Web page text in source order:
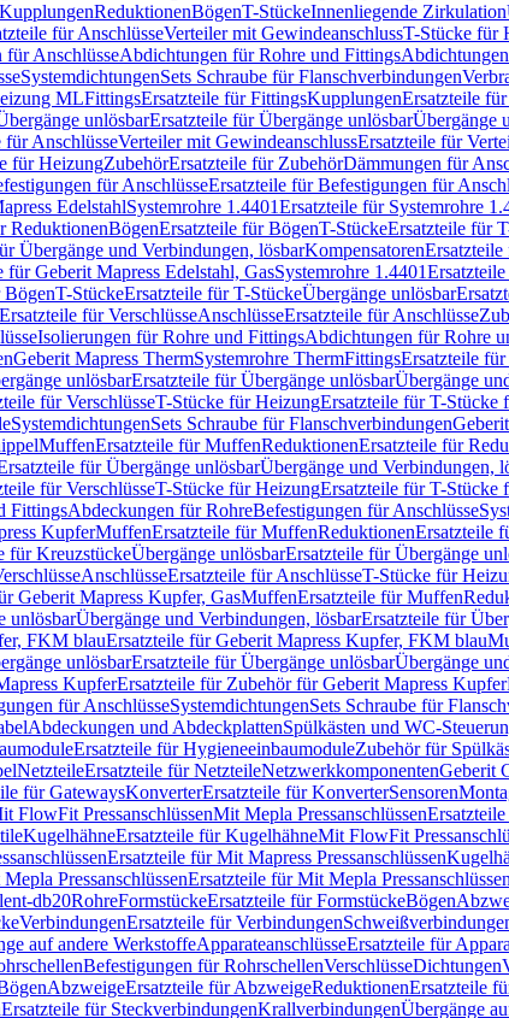
KupplungenReduktionenBögenT-StückeInnenliegende Zirkulation
für AnschlüsseVerteiler mit GewindeanschlussT-Stücke für
für AnschlüsseAbdichtungen für Rohre und Fittings
SystemdichtungenSets Schraube für Flanschverbindungen
MLFittingsErsatzteile für FittingsKupplungenErsatzteile
unlösbarErsatzteile für Übergänge unlösbarÜbergänge
für AnschlüsseVerteiler mit GewindeanschlussErsatzteile für
für HeizungZubehörErsatzteile für ZubehörDämmungen für
für AnschlüsseErsatzteile für Befestigungen für
EdelstahlSystemrohre 1.4401Ersatzteile für Systemrohre
ReduktionenBögenErsatzteile für BögenT-StückeErsatzteile für
Übergänge und Verbindungen, lösbarKompensatorenErsatzteile
für Geberit Mapress Edelstahl, GasSystemrohre 1.4401
BögenT-StückeErsatzteile für T-StückeÜbergänge unlösbar
Ersatzteile für VerschlüsseAnschlüsseErsatzteile für Anschlüsse
Isolierungen für Rohre und FittingsAbdichtungen für Rohre
Geberit Mapress ThermSystemrohre ThermFittingsErsatzteile
unlösbarErsatzteile für Übergänge unlösbarÜbergänge
für VerschlüsseT-Stücke für HeizungErsatzteile für T-Stücke
SystemdichtungenSets Schraube für Flanschverbindungen
MuffenErsatzteile für MuffenReduktionenErsatzteile für
für Übergänge unlösbarÜbergänge und Verbindungen,
für VerschlüsseT-Stücke für HeizungErsatzteile für T-Stücke
FittingsAbdeckungen für RohreBefestigungen für Anschlüsse
KupferMuffenErsatzteile für MuffenReduktionenErsatzteile
für KreuzstückeÜbergänge unlösbarErsatzteile für Übergänge
AnschlüsseErsatzteile für AnschlüsseT-Stücke für
Geberit Mapress Kupfer, GasMuffenErsatzteile für Muffen
unlösbarÜbergänge und Verbindungen, lösbarErsatzteile für
FKM blauErsatzteile für Geberit Mapress Kupfer, FKM blau
unlösbarErsatzteile für Übergänge unlösbarÜbergänge
KupferErsatzteile für Zubehör für Geberit Mapress Kupfer
für AnschlüsseSystemdichtungenSets Schraube für
Abdeckungen und AbdeckplattenSpülkästen und WC-
Ersatzteile für HygieneeinbaumoduleZubehör für
NetzteileErsatzteile für NetzteileNetzwerkkomponentenGeberit
für GatewaysKonverterErsatzteile für KonverterSensoren
FlowFit PressanschlüssenMit Mepla Pressanschlüssen
KugelhähneErsatzteile für KugelhähneMit FlowFit
Ersatzteile für Mit Mapress Pressanschlüssen
PressanschlüssenErsatzteile für Mit Mepla Pressanschlüssen
db20RohreFormstückeErsatzteile für FormstückeBögen
VerbindungenErsatzteile für Verbindungen
auf andere WerkstoffeApparateanschlüsseErsatzteile für
Befestigungen für RohrschellenVerschlüsseDichtungen
AbzweigeErsatzteile für AbzweigeReduktionenErsatzteile
Ersatzteile für SteckverbindungenKrallverbindungenÜbergänge